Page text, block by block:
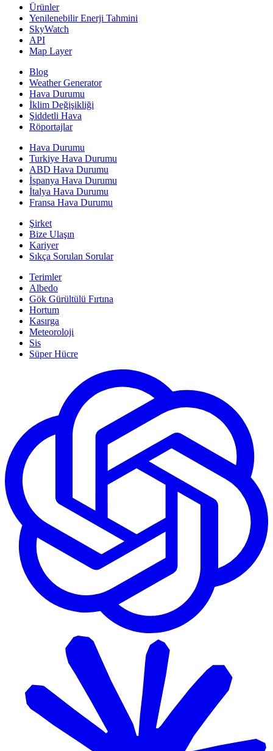
Ürünler
Yenilenebilir Enerji Tahmini
SkyWatch
API
Map Layer
Blog
Weather Generator
Hava Durumu
İklim Değişikliği
Şiddetli Hava
Röportajlar
Hava Durumu
Turkiye Hava Durumu
ABD Hava Durumu
İspanya Hava Durumu
İtalya Hava Durumu
Fransa Hava Durumu
Şirket
Bize Ulaşın
Kariyer
Sıkça Sorulan Sorular
Terimler
Albedo
Gök Gürültülü Fırtına
Hortum
Kasırga
Meteoroloji
Sis
Süper Hücre